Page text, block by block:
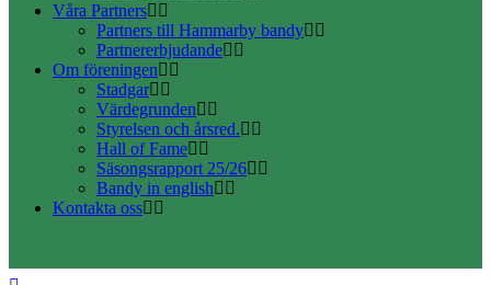
Våra Partners
Partners till Hammarby bandy
Partnererbjudande
Om föreningen
Stadgar
Värdegrunden
Styrelsen och årsred.
Hall of Fame
Säsongsrapport 25/26
Bandy in english
Kontakta oss